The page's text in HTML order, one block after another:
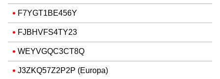
F7YGT1BE456Y
FJBHVFS4TY23
WEYVGQC3CT8Q
J3ZKQ57Z2P2P (Europa)